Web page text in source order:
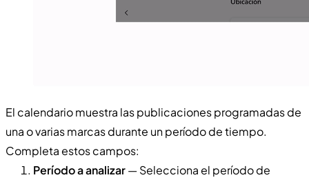
El calendario muestra las publicaciones programadas de
una o varias marcas durante un período de tiempo.
Completa estos campos:
Período a analizar— Selecciona el período de